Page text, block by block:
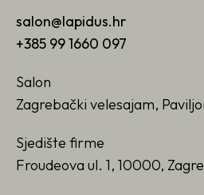
salon@lapidus.hr
+385 99 1660 097
Salon
Zagrebački velesajam,
Sjedište firme
Froudeova ul. 1, 10000,